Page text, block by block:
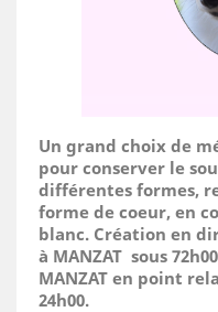
Un grand choix de
pour conserver le
différentes formes,
forme de coeur, en
blanc. Création en
à MANZAT sous
MANZAT en point
24h00.